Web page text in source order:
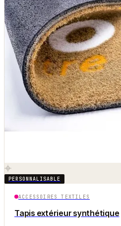
PERSONNALISABLE
ACCESSOIRES TEXTILES
Tapis extérieur synthétique